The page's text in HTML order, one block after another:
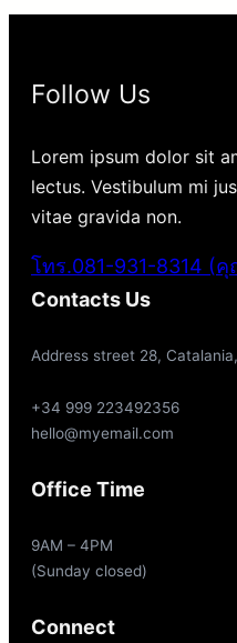
Follow Us
Lorem ipsum dolor sit
lectus. Vestibulum mi
vitae gravida non.
โทร.081-931-8314 (
Contacts Us
Address street 28,
+34 999 223492356
hello@myemail.com
Office Time
9AM – 4PM
(Sunday closed)
Connect